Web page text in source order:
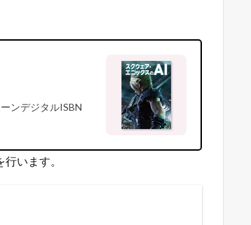
ンデジタルISBN
います。